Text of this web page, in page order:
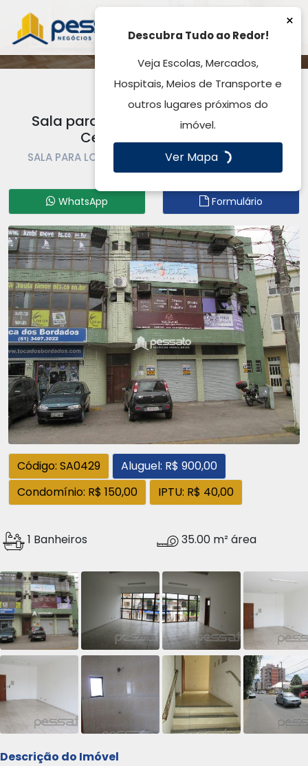
Sala para Locação, por R$ 900,00 -
Centro - Gravataí, RS
SALA PARA LOCAÇÃO | SALA | GRAVATAÍ | CENTRO
Código: SA0429
WhatsApp Formulário
Código: SA0429
Aluguel: R$ 900,00
Condomínio: R$ 150,00
IPTU: R$ 40,00
1 Banheiros 35.00 m² área
Descrição do Imóvel
×
Descubra Tudo ao Redor!
Veja Escolas, Mercados,
Hospitais, Meios de Transporte e
outros lugares próximos do
imóvel.
Ver Mapa